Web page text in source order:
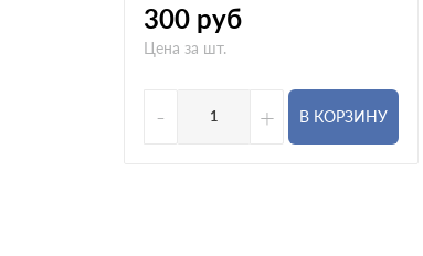
300 руб
Цена за шт.
- + В КОРЗИНУ